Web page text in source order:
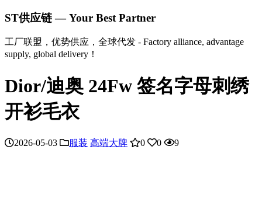
ST供应链 — Your Best Partner
工厂联盟，优势供应，全球代发 - Factory alliance, advantage
supply, global delivery！
Dior/迪奥 24Fw 签名字母刺绣
开衫毛衣
2026-05-03 服装 高端大牌 0 0 9